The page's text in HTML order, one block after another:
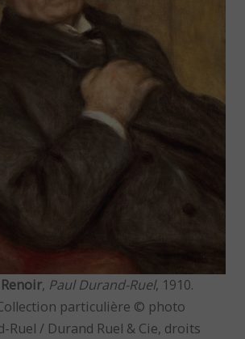
, Paul Durand-Ruel, 1910.
particulière © photo
Ruel / Durand Ruel & Cie, droits